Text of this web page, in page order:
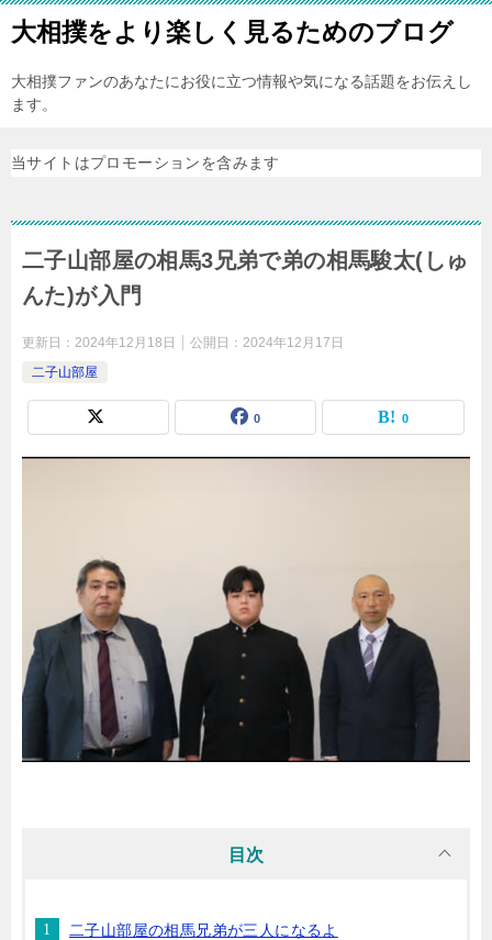
大相撲をより楽しく見るためのブログ
大相撲ファンのあなたにお役に立つ情報や気になる話題をお伝えし
ます。
当サイトはプロモーションを含みます
二子山部屋の相馬3兄弟で弟の相馬駿太(しゅ
んた)が入門
更新日： 2024年12月18日 公開日： 2024年12月17日
二子山部屋
0 0
目次
二子山部屋の相馬兄弟が三人になるよ